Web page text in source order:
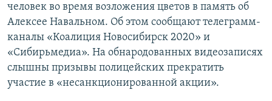
ELIFBE
УКРАИНСКАЯ ПРОБЛЕМА КРЫМА
Все сайты RFE/RL
человек во время возложения цветов в память об
Алексее Навальном. Об этом сообщают телеграмм-
каналы «Коалиция Новосибирск 2020» и
«Сибирьмедиа». На обнародованных видеозаписях
слышны призывы полицейских прекратить
участие в «несанкционированной акции».